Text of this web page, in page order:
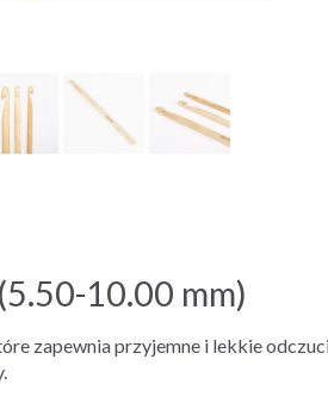
10.00 mm)
zapewnia przyjemne i lekkie